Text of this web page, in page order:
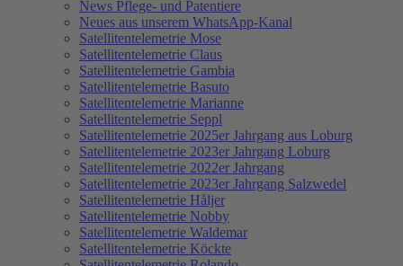
News Pflege- und Patentiere
Neues aus unserem WhatsApp-Kanal
Satellitentelemetrie Mose
Satellitentelemetrie Claus
Satellitentelemetrie Gambia
Satellitentelemetrie Basuto
Satellitentelemetrie Marianne
Satellitentelemetrie Seppl
Satellitentelemetrie 2025er Jahrgang aus Loburg
Satellitentelemetrie 2023er Jahrgang Loburg
Satellitentelemetrie 2022er Jahrgang
Satellitentelemetrie 2023er Jahrgang Salzwedel
Satellitentelemetrie Håljer
Satellitentelemetrie Nobby
Satellitentelemetrie Waldemar
Satellitentelemetrie Köckte